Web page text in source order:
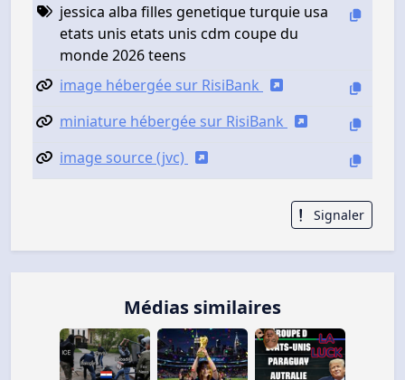
jessica alba filles genetique turquie usa
etats unis etats unis cdm coupe du
monde 2026 teens
image hébergée sur RisiBank
miniature hébergée sur RisiBank
image source (jvc)
Signaler
Médias similaires